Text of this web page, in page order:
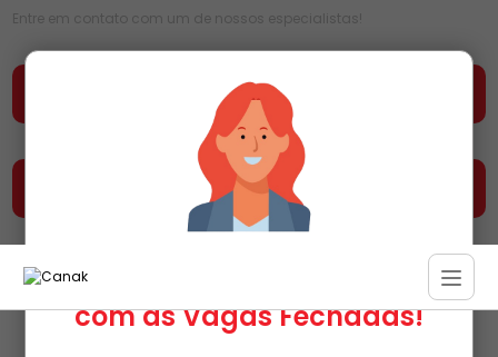
Entre em contato com um de nossos especialistas!
Faça seu orçamento agora mesmo
Entre em contato e fale conosco
Estamos Temporariamente
com as Vagas Fechadas!